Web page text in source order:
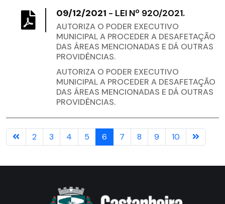
09/12/2021 - LEI Nº 920/2021.
AUTORIZA O PODER EXECUTIVO
MUNICIPAL A PROCEDER A DESAFETAÇÃO
DAS ÁREAS MENCIONADAS E DÁ OUTRAS
PROVIDÊNCIAS.
AUTORIZA O PODER EXECUTIVO
MUNICIPAL A PROCEDER A DESAFETAÇÃO
DAS ÁREAS MENCIONADAS E DÁ OUTRAS
PROVIDÊNCIAS.
2 3 4 5 6 7 8 9 10